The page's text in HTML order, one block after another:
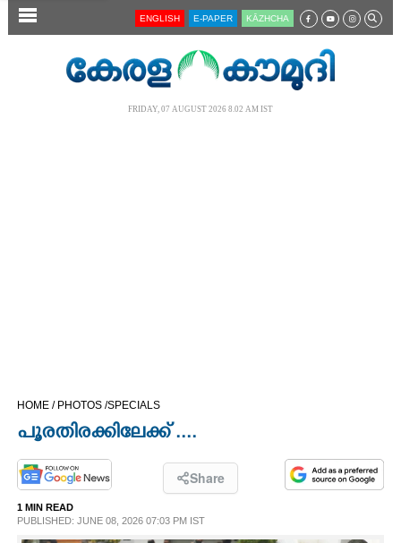
SECTIONS
OPINION
PHOTOS
ENGLISH E-PAPER KĀZHCHA
FRIDAY, 07 AUGUST 2026 8.02 AM IST
HOME / PHOTOS /SPECIALS
പൂരതിരക്കിലേക്ക് ....
Share
1 MIN READ
PUBLISHED: JUNE 08, 2026 07:03 PM IST